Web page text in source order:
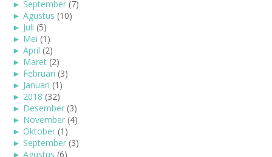
► September (7)
► Agustus (10)
► Juli (5)
► Mei (1)
► April (2)
► Maret (2)
► Februari (3)
► Januari (1)
► 2018 (32)
► Desember (3)
► November (4)
► Oktober (1)
► September (3)
► Agustus (6)